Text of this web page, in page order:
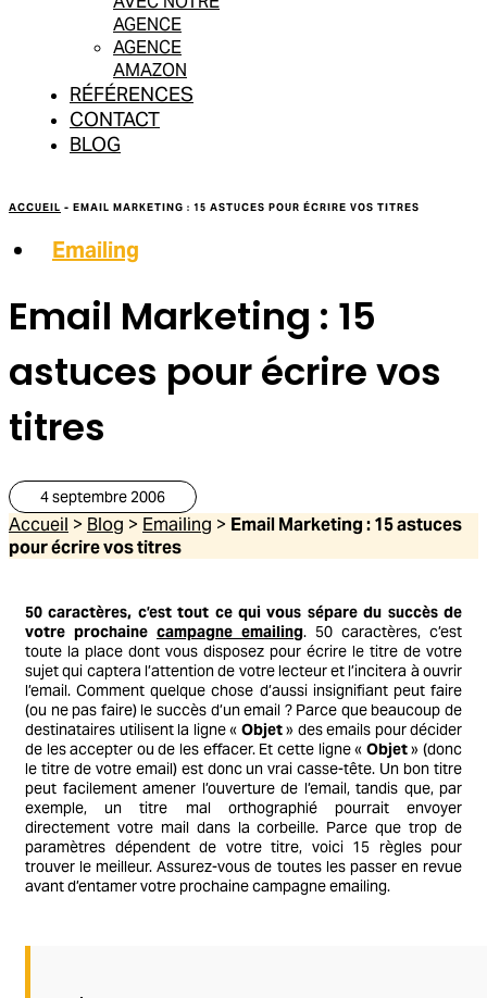
AGENCE
AGENCE
AMAZON
RÉFÉRENCES
CONTACT
BLOG
ACCUEIL - EMAIL MARKETING : 15 ASTUCES POUR ÉCRIRE VOS TITRES
Emailing
Email Marketing : 15
astuces pour écrire vos
titres
4 septembre 2006
Accueil > Blog > Emailing > Email Marketing : 15 astuces
pour écrire vos titres
50 caractères, c’est tout ce qui vous sépare du succès de
votre prochaine campagne emailing. 50 caractères, c’est
toute la place dont vous disposez pour écrire le titre de votre
sujet qui captera l’attention de votre lecteur et l’incitera à ouvrir
l’email. Comment quelque chose d’aussi insignifiant peut faire
(ou ne pas faire) le succès d’un email ? Parce que beaucoup de
destinataires utilisent la ligne « Objet» des emails pour décider
de les accepter ou de les effacer. Et cette ligne « Objet» (donc
le titre de votre email) est donc un vrai casse-tête. Un bon titre
peut facilement amener l’ouverture de l’email, tandis que, par
exemple, un titre mal orthographié pourrait envoyer
directement votre mail dans la corbeille. Parce que trop de
paramètres dépendent de votre titre, voici 15 règles pour
trouver le meilleur. Assurez-vous de toutes les passer en revue
avant d’entamer votre prochaine campagne emailing.